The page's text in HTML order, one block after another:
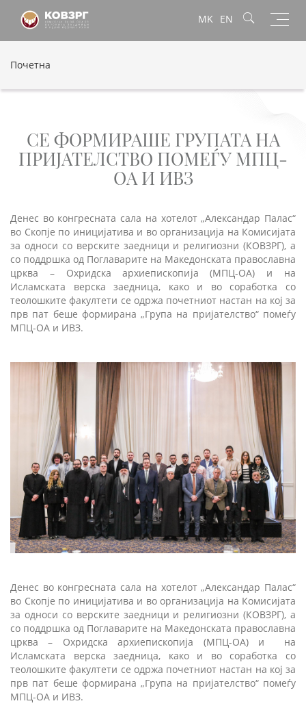
MK EN
Почетна
СЕ ФОРМИРАШЕ ГРУПАТА НА
ПРИЈАТЕЛСТВО ПОМЕЃУ МПЦ-
ОА И ИВЗ
Денес во конгресната сала на хотелот „Александар Палас“
во Скопје по иницијатива и во организација на Комисијата
за односи со верските заедници и религиозни (КОВЗРГ), а
со поддршка од Поглаварите на Македонската православна
црква – Охридска архиепископија (МПЦ-ОА) и на
Исламската верска заедница, како и во соработка со
теолошките факултети се одржа почетниот настан на кој за
прв пат беше формирана „Група на пријателство“ помеѓу
МПЦ-ОА и ИВЗ.
Денес во конгресната сала на хотелот „Александар Палас“
во Скопје по иницијатива и во организација на Комисијата
за односи со верските заедници и религиозни (КОВЗРГ), а
со поддршка од Поглаварите на Македонската православна
црква – Охридска архиепископија (МПЦ-ОА) и на
Исламската верска заедница, како и во соработка со
теолошките факултети се одржа почетниот настан на кој за
прв пат беше формирана „Група на пријателство“ помеѓу
МПЦ-ОА и ИВЗ.